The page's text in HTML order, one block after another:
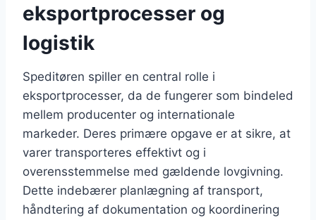
eksportprocesser og
logistik
Speditøren spiller en central rolle i
eksportprocesser, da de fungerer som bindeled
mellem producenter og internationale
markeder. Deres primære opgave er at sikre, at
varer transporteres effektivt og i
overensstemmelse med gældende lovgivning.
Dette indebærer planlægning af transport,
håndtering af dokumentation og koordinering